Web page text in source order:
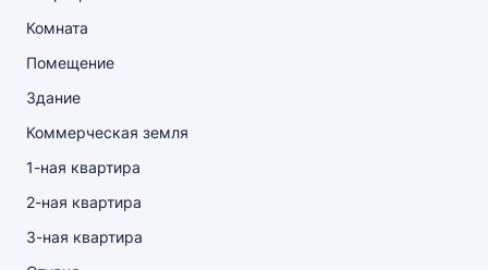
Комната
Помещение
Здание
Коммерческая земля
1-ная квартира
2-ная квартира
3-ная квартира